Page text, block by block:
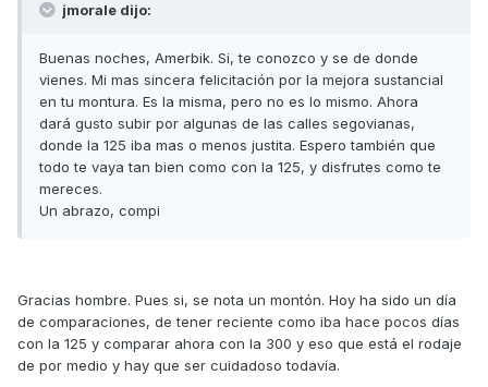
jmorale dijo:
Buenas noches, Amerbik. Si, te conozco y se de donde
vienes. Mi mas sincera felicitación por la mejora sustancial
en tu montura. Es la misma, pero no es lo mismo. Ahora
dará gusto subir por algunas de las calles segovianas,
donde la 125 iba mas o menos justita. Espero también que
todo te vaya tan bien como con la 125, y disfrutes como te
mereces.
Un abrazo, compi
Gracias hombre. Pues si, se nota un montón. Hoy ha sido un día
de comparaciones, de tener reciente como iba hace pocos días
con la 125 y comparar ahora con la 300 y eso que está el rodaje
de por medio y hay que ser cuidadoso todavía.